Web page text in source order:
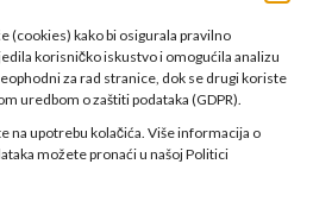
(cookies) kako bi osigurala pravilno
korisničko iskustvo i omogućila analizu
za rad stranice, dok se drugi koriste
uredbom o zaštiti podataka (GDPR).
na upotrebu kolačića. Više informacija o
možete pronaći u našoj Politici